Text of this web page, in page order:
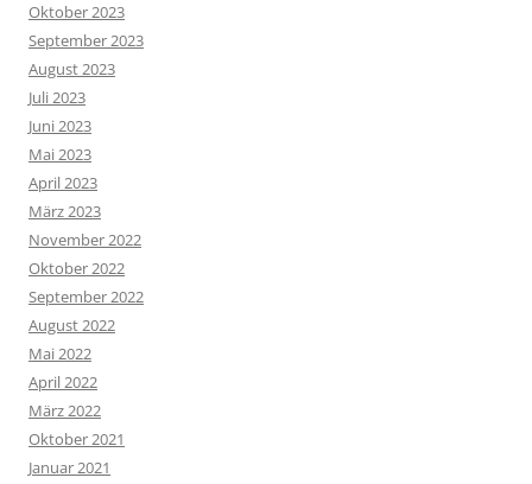
Oktober 2023
September 2023
August 2023
Juli 2023
Juni 2023
Mai 2023
April 2023
März 2023
November 2022
Oktober 2022
September 2022
August 2022
Mai 2022
April 2022
März 2022
Oktober 2021
Januar 2021